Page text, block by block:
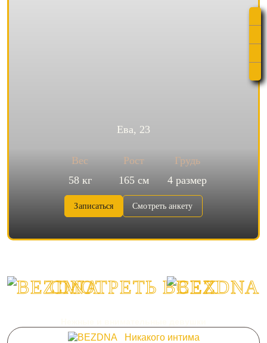
Ева, 23
Вес
58 кг
Рост
165 см
Грудь
4 размер
Записаться Смотреть анкету
СМОТРЕТЬ ВСЕХ
Никакого интима